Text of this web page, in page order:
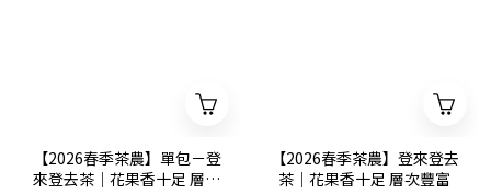
【2026春季茶農】單包－登
來登去茶｜花果香十足 層次
【2026春季茶農】登來登去
茶｜花果香十足 層次豐富